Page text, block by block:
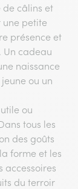
câlins et
une petite
présence et
Un cadeau
naissance
ou un
ou
tous les
des goûts
forme et les
accessoires
du terroir